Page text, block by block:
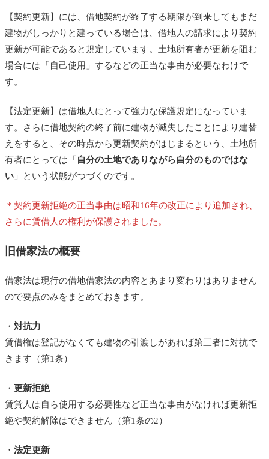
【契約更新】には、借地契約が終了する期限が到来してもまだ
建物がしっかりと建っている場合は、借地人の請求により契約
更新が可能であると規定しています。土地所有者が更新を阻む
場合には「自己使用」するなどの正当な事由が必要なわけで
す。
【法定更新】は借地人にとって強力な保護規定になっていま
す。さらに借地契約の終了前に建物が滅失したことにより建替
えをすると、その時点から更新契約がはじまるという、土地所
有者にとっては「自分の土地でありながら自分のものではな
い 」という状態がつづくのです。
＊契約更新拒絶の正当事由は昭和16年の改正により追加され、
さらに賃借人の権利が保護されました。
旧借家法の概要
借家法は現行の借地借家法の内容とあまり変わりはありません
ので要点のみをまとめておきます。
・ 対抗力
賃借権は登記がなくても建物の引渡しがあれば第三者に対抗で
きます（第1条）
・ 更新拒絶
賃貸人は自ら使用する必要性など正当な事由がなければ更新拒
絶や契約解除はできません（第1条の2）
・ 法定更新